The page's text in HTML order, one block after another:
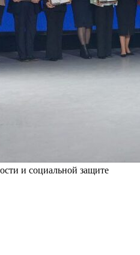
и социальной защите